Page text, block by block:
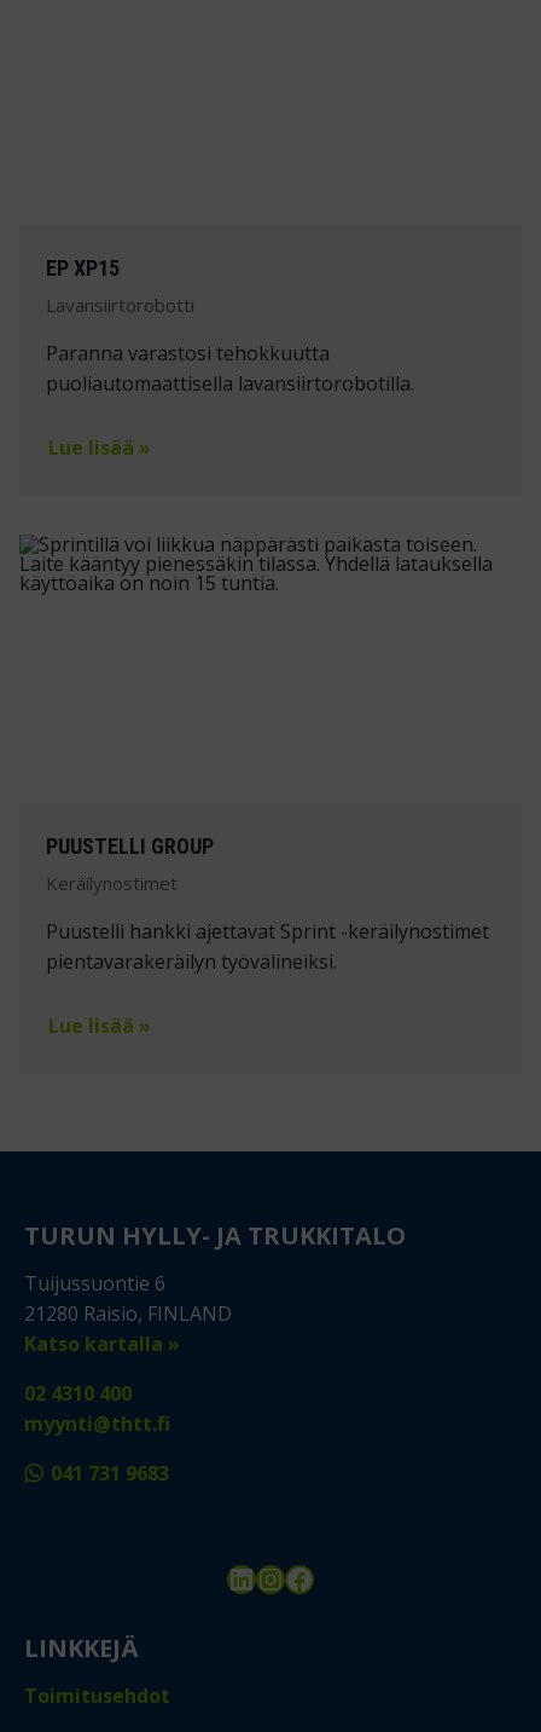
EP XP15
Lavansiirtorobotti
Paranna varastosi tehokkuutta
puoliautomaattisella lavansiirtorobotilla.
Lue lisää »
PUUSTELLI GROUP
Keräilynostimet
Puustelli hankki ajettavat Sprint -keräilynostimet
pientavarakeräilyn työvälineiksi.
Lue lisää »
TURUN HYLLY- JA TRUKKITALO
Tuijussuontie 6
21280 Raisio, FINLAND
Katso kartalla »
02 4310 400
myynti@thtt.fi
041 731 9683
LinkedIn
Instagram
Facebook
LINKKEJÄ
Toimitusehdot